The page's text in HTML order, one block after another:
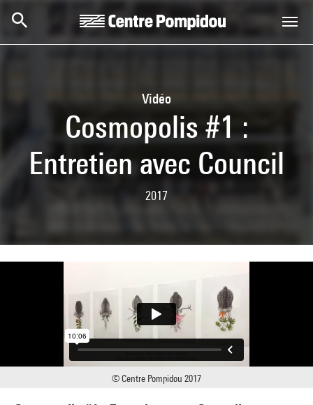
Vidéo
Cosmopolis #1 :
Entretien avec Council
2017
© Centre Pompidou 2017